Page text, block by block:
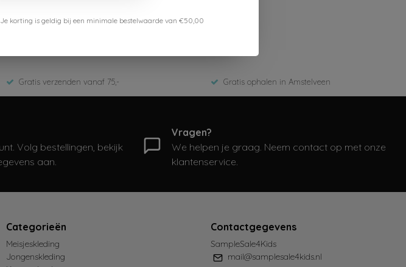
Gratis verzenden vanaf 75,- Gratis ophalen in Amstelveen
Volg bestellingen, bekijk
aan.
Vragen?
We helpen je graag. Neem contact op met onze
klantenservice.
Categorieën
Meisjeskleding
Jongenskleding
Contactgegevens
SampleSale4Kids
mail@samplesale4kids.nl
Je korting is geldig bij een minimale bestelwaarde van €50,00